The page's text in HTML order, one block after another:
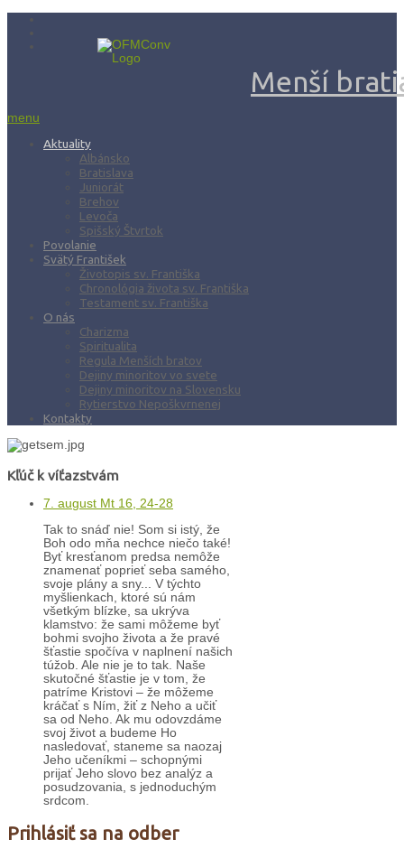
Menší
menu
Aktuality
Albánsko
Bratislava
Juniorát
Brehov
Levoča
Spišský Štvrtok
Povolanie
Svätý František
Životopis sv. Františka
Chronológia života sv. Františka
Testament sv. Františka
O nás
Charizma
Spiritualita
Regula Menších bratov
Dejiny minoritov vo svete
Dejiny minoritov na Slovensku
Rytierstvo Nepoškvrnenej
Kontakty
Kľúč k víťazstvám
7. august Mt 16, 24-28
Tak to snáď nie! Som si istý, že
Boh odo mňa nechce niečo také!
Byť kresťanom predsa nemôže
znamenať poprieť seba samého,
svoje plány a sny... V týchto
myšlienkach, ktoré sú nám
všetkým blízke, sa ukrýva
klamstvo: že sami môžeme byť
bohmi svojho života a že pravé
šťastie spočíva v naplnení našich
túžob. Ale nie je to tak. Naše
skutočné šťastie je v tom, že
patríme Kristovi – že môžeme
kráčať s Ním, žiť z Neho a učiť
sa od Neho. Ak mu odovzdáme
svoj život a budeme Ho
nasledovať, staneme sa naozaj
Jeho učeníkmi – schopnými
prijať Jeho slovo bez analýz a
posudzovania, s jednoduchým
srdcom.
Prihlásiť sa na odber